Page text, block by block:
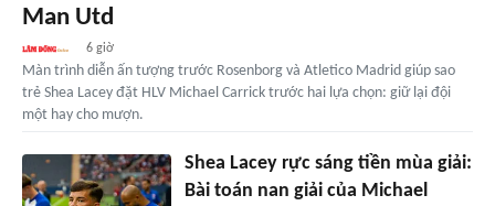
Man Utd
6 giờ
Màn trình diễn ấn tượng trước Rosenborg và Atletico Madrid giúp sao
trẻ Shea Lacey đặt HLV Michael Carrick trước hai lựa chọn: giữ lại đội
một hay cho mượn.
Shea Lacey rực sáng tiền mùa giải:
Bài toán nan giải của Michael